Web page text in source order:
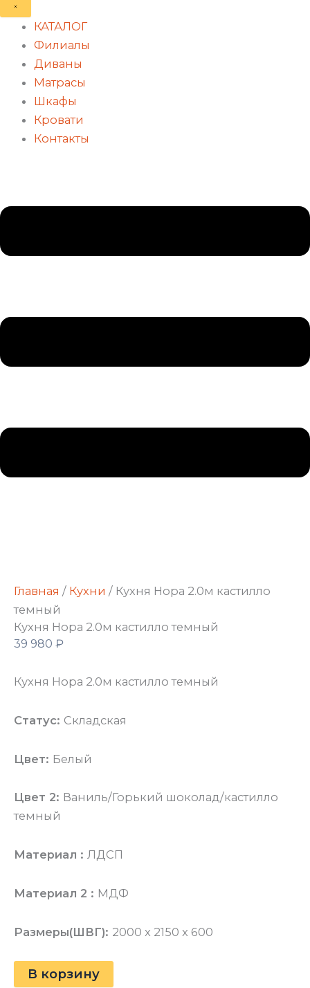
КАТАЛОГ
Филиалы
Диваны
Матрасы
Шкафы
Кровати
Контакты
Главная / Кухни / Кухня Нора 2.0м кастилло
темный
Кухня Нора 2.0м кастилло темный
39 980 ₽
Кухня Нора 2.0м кастилло темный
Статус: Складская
Цвет: Белый
Цвет 2: Ваниль/Горький шоколад/кастилло
темный
Материал : ЛДСП
Материал 2 : МДФ
Размеры(ШВГ): 2000 x 2150 x 600
В корзину